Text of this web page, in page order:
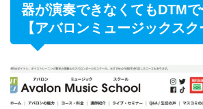
器が演奏できなくてもDTM
【アバロンミュージックスク